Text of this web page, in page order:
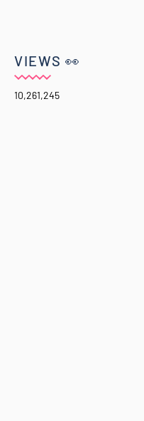
VIEWS 👀
10,261,245